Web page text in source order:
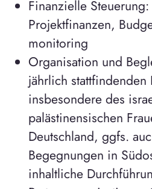
Finanzielle
Projektfinanzen,
monitoring
Organisation und
jährlich
insbesondere des
palästinensischen
Deutschland, ggfs.
Begegnungen in
inhaltliche